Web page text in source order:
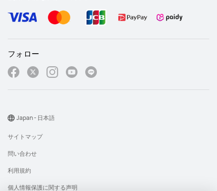
フォロー
サイトマップ
問い合わせ
利用規約
個人情報保護に関する声明
Japan - 日本語